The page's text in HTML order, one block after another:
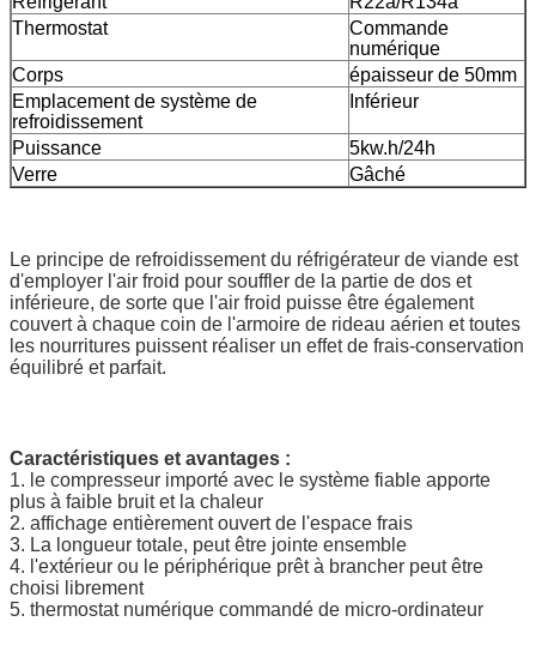
Thermostat
Commande
numérique
Corps
épaisseur de 50mm
Emplacement de système de
refroidissement
Inférieur
Puissance
5kw.h/24h
Verre
Gâché
Le principe de refroidissement du réfrigérateur de viande est
d'employer l'air froid pour souffler de la partie de dos et
inférieure, de sorte que l'air froid puisse être également
couvert à chaque coin de l'armoire de rideau aérien et toutes
les nourritures puissent réaliser un effet de frais-conservation
équilibré et parfait.
Caractéristiques et avantages :
1. le compresseur importé avec le système fiable apporte
plus à faible bruit et la chaleur
2. affichage entièrement ouvert de l'espace frais
3. La longueur totale, peut être jointe ensemble
4. l'extérieur ou le périphérique prêt à brancher peut être
choisi librement
5. thermostat numérique commandé de micro-ordinateur